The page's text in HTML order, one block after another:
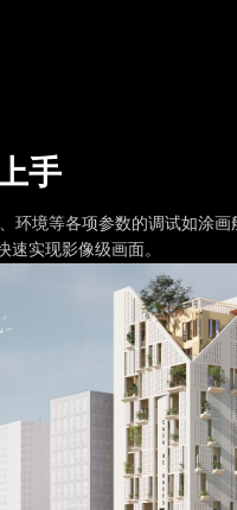
手
环境等各项参数的调试如涂
速实现影像级画面。